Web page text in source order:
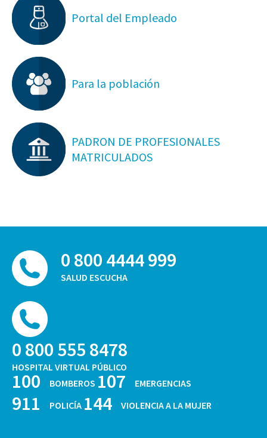
Portal del Empleado
Para la población
PADRON DE PROFESIONALES
MATRICULADOS
0 800 4444 999
SALUD ESCUCHA
0 800 555 8478
HOSPITAL VIRTUAL PÚBLICO
100 BOMBEROS 107 EMERGENCIAS
911 POLICÍA 144 VIOLENCIA A LA MUJER